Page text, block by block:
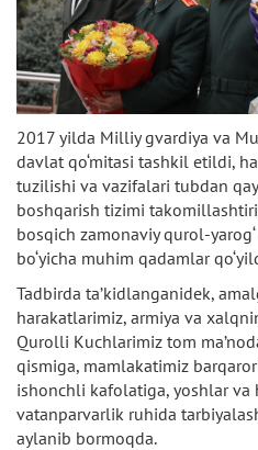
2017 yilda Milliy gvardiya va
davlat qo‘mitasi tashkil etildi,
tuzilishi va vazifalari tubdan
boshqarish tizimi
bosqich zamonaviy qurol-
bo‘yicha muhim qadamlar
Tadbirda ta’kidlanganidek,
harakatlarimiz, armiya va
Qurolli Kuchlarimiz tom
qismiga, mamlakatimiz
ishonchli kafolatiga, yoshlar va
vatanparvarlik ruhida
aylanib bormoqda.